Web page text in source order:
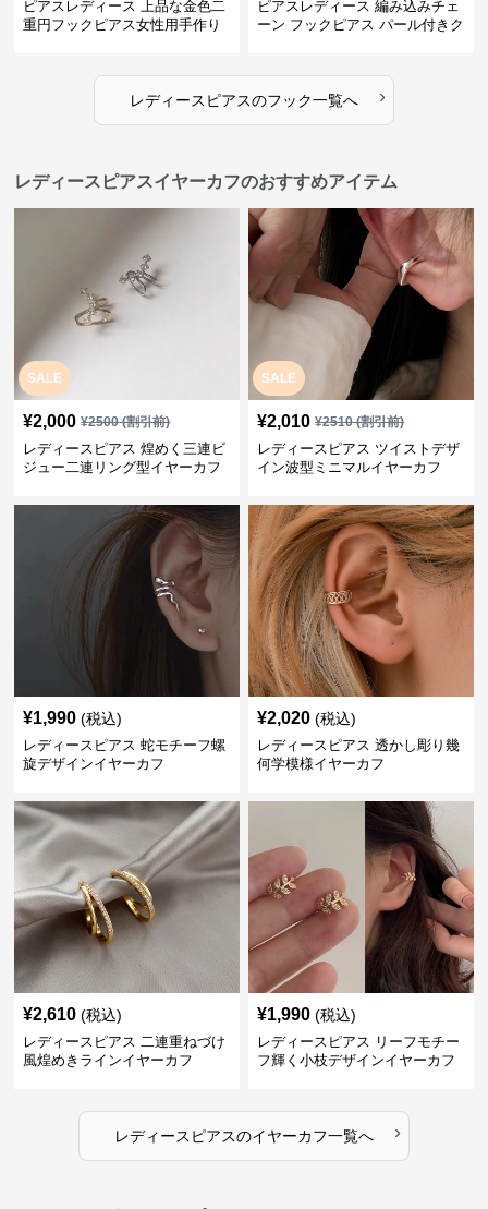
ピアスレディース 上品な金色二
重円フックピアス女性用手作り
ピアスレディース 編み込みチェ
ーン フックピアス パール付きク
レディースピアスのフック一覧へ ›
レディースピアスイヤーカフのおすすめアイテム
SALE
¥2,000 ¥2500(割引前)
レディースピアス 煌めく三連ビ
ジュー二連リング型イヤーカフ
SALE
¥2,010 ¥2510(割引前)
レディースピアス ツイストデザ
イン波型ミニマルイヤーカフ
¥1,990 (税込)
レディースピアス 蛇モチーフ螺
旋デザインイヤーカフ
¥2,020 (税込)
レディースピアス 透かし彫り幾
何学模様イヤーカフ
¥2,610 (税込)
レディースピアス 二連重ねづけ
風煌めきラインイヤーカフ
¥1,990 (税込)
レディースピアス リーフモチー
フ輝く小枝デザインイヤーカフ
レディースピアスのイヤーカフ一覧へ ›